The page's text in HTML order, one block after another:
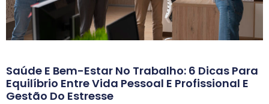
Saúde E Bem-Estar No Trabalho: 6 Dicas Para
Equilíbrio Entre Vida Pessoal E Profissional E
Gestão Do Estresse